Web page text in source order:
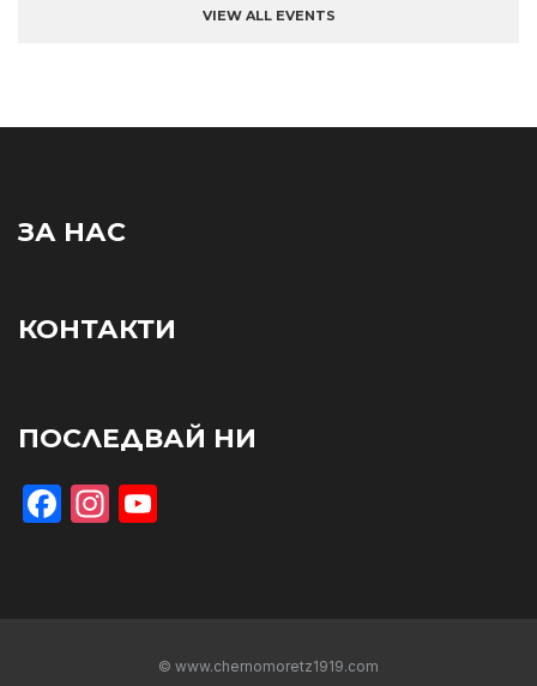
VIEW ALL EVENTS
ЗА НАС
КОНТАКТИ
ПОСЛЕДВАЙ НИ
Facebook
Instagram
© www.chernomoretz1919.com